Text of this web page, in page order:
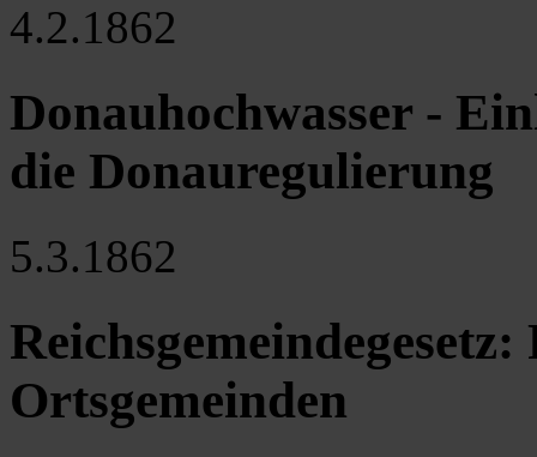
4.2.1862
Donauhochwasser -
die Donauregulierung
5.3.1862
Ortsgemeinden